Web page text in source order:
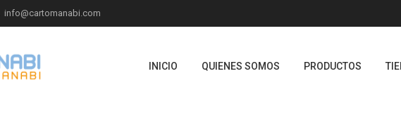
info@cartomanabi.com
INICIO QUIENES SOMOS PRODUCTOS